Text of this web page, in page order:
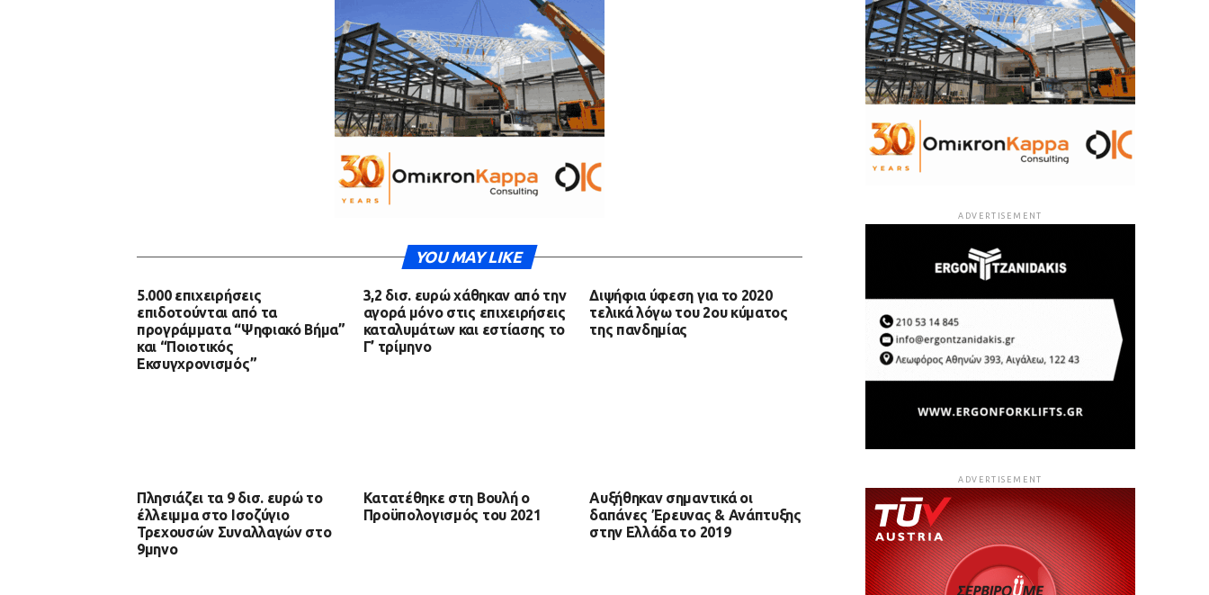
YOU MAY LIKE
5.000 επιχειρήσεις
επιδοτούνται από τα
προγράμματα “Ψηφιακό Βήμα”
και “Ποιοτικός
Εκσυγχρονισμός”
3,2 δισ. ευρώ χάθηκαν από την
αγορά μόνο στις επιχειρήσεις
καταλυμάτων και εστίασης το
Γ’ τρίμηνο
Διψήφια ύφεση για το 2020
τελικά λόγω του 2ου κύματος
της πανδημίας
Πλησιάζει τα 9 δισ. ευρώ το
έλλειμμα στο Ισοζύγιο
Τρεχουσών Συναλλαγών στο
9μηνο
Κατατέθηκε στη Βουλή ο
Προϋπολογισμός του 2021
Αυξήθηκαν σημαντικά οι
δαπάνες Έρευνας & Ανάπτυξης
στην Ελλάδα το 2019
ADVERTISEMENT
ADVERTISEMENT